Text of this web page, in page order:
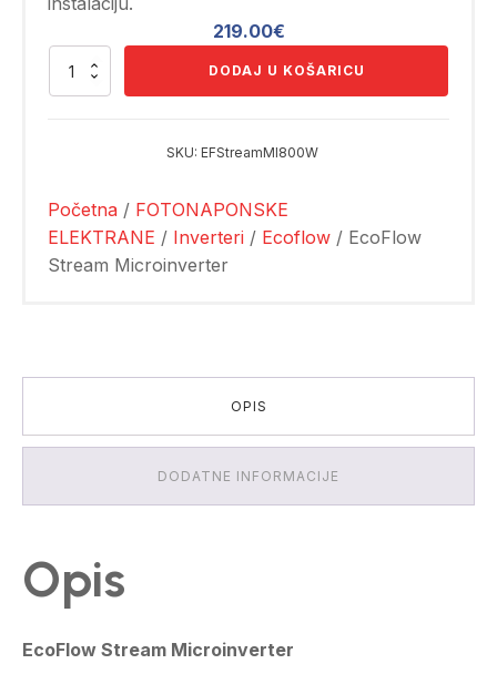
219.00€
EcoFlow
DODAJ U KOŠARICU
SKU: EFStreamMI800W
Početna / FOTONAPONSKE
ELEKTRANE / Inverteri / Ecoflow / EcoFlow
Stream Microinverter
OPIS
DODATNE INFORMACIJE
Opis
EcoFlow Stream Microinverter